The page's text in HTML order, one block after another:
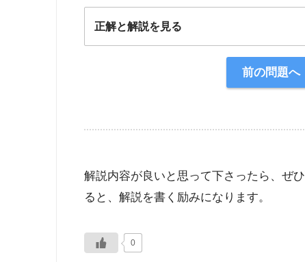
正解と解説を見る
前の問題へ
解説内容が良いと思って下さったら、ぜ
ると、解説を書く励みになります。
0